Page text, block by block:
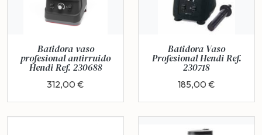
Batidora vaso
profesional antirruido
Hendi Ref. 230688
312,00 €
Batidora Vaso
Profesional Hendi Ref.
230718
185,00 €